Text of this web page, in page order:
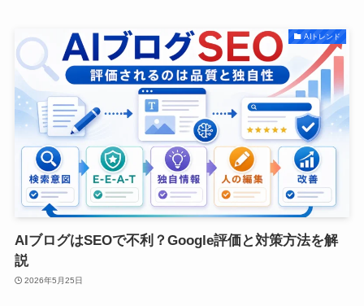
AIトレンド
AIブログはSEOで不利？Google評価と対策方法を解
説
2026年5月25日